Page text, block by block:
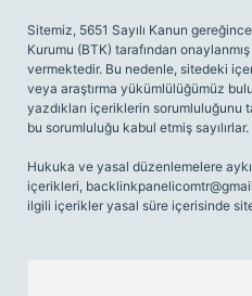
Sitemiz, 5651 Sayılı Kanun
Kurumu (BTK) tarafından
vermektedir. Bu nedenle, sitedeki
veya araştırma yükümlülüğümüz
yazdıkları içeriklerin sorumluluğunu
bu sorumluluğu kabul etmiş sayılırlar.
Hukuka ve yasal düzenlemelere
içerikleri,
ilgili içerikler yasal süre içerisinde